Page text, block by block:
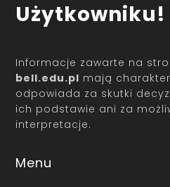
Użytkowniku!
Informacje zawarte na
bell.edu.pl mają
odpowiada za skutki
ich podstawie ani za
interpretacje.
Menu